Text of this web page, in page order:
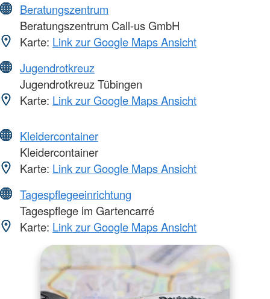
Beratungszentrum
Beratungszentrum Call-us GmbH
Karte: Link zur Google Maps Ansicht
Jugendrotkreuz
Jugendrotkreuz Tübingen
Karte: Link zur Google Maps Ansicht
Kleidercontainer
Kleidercontainer
Karte: Link zur Google Maps Ansicht
Tagespflegeeinrichtung
Tagespflege im Gartencarré
Karte: Link zur Google Maps Ansicht